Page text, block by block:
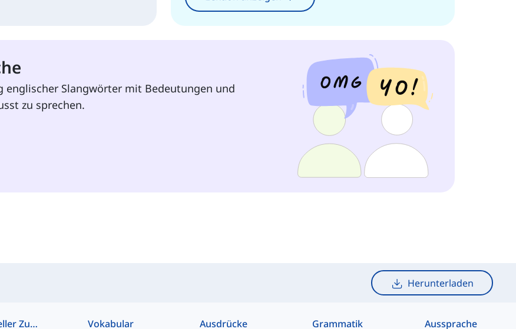
englischer Slangwörter mit Bedeutungen und
zu sprechen.
Herunterladen
Schneller Zugriff Vokabular Ausdrücke Grammatik Aussprache